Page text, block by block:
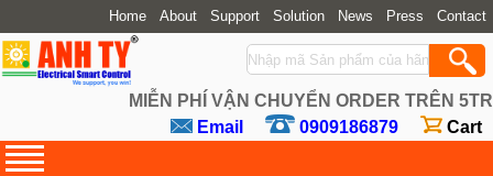
Home About Support Solution News Press Contact
MIỄN PHÍ VẬN CHUYỂN ORDER TRÊN 5TR
Email
0909186879 Cart